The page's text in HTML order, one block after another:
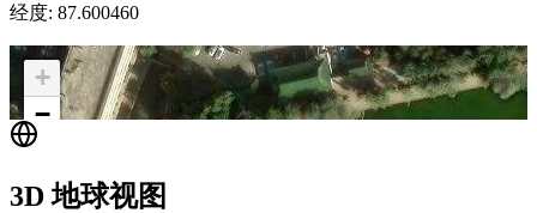
经度: 87.600460
+
−
3D 地球视图